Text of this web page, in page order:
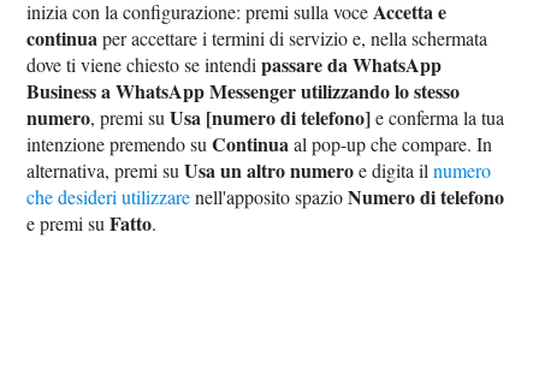
inizia con la configurazione: premi sulla voce Accetta e
continua per accettare i termini di servizio e, nella schermata
dove ti viene chiesto se intendipassare da WhatsApp
Business a WhatsApp Messenger utilizzando lo stesso
numero, premi suUsa [numero di telefono]e conferma la tua
intenzione premendo suContinua al pop-up che compare. In
alternativa, premi suUsa un altro numeroe digita ilnumero
che desideri utilizzarenell'apposito spazioNumero di telefono
e premi suFatto.